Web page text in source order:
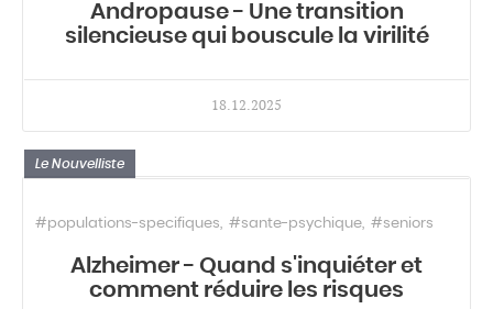
Andropause - Une transition
silencieuse qui bouscule la virilité
18.12.2025
Le Nouvelliste
#populations-specifiques #sante-psychique #seniors
Alzheimer - Quand s'inquiéter et
comment réduire les risques